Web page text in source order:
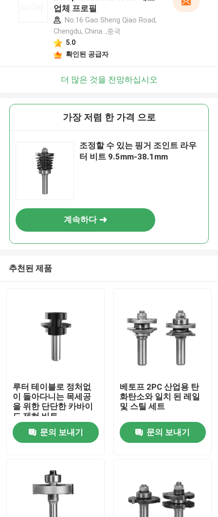
업체 프로필
No.16 Gao Sheng Qiao Road,
Chengdu, China. ,중국
5.0
확인된 공급자
더 많은 것을 전망하십시오
가장 저렴 한 가격 으로
조정할 수 있는 핑거 조인트 라우
터 비트 9.5mm-38.1mm
계속하다
추천된 제품
루터 테이블로 정처없
이 돌아다니는 목세공
을 위한 단단한 카바이
드 제혀 비트
문의 보내기
베토프 2PC 산업용 탄
화탄소와 일치 된 레일
및 스틸 세트
문의 보내기